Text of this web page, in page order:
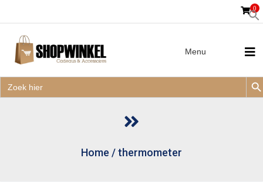
naar:
0
Zoek
naar:
Menu
Home /thermometer